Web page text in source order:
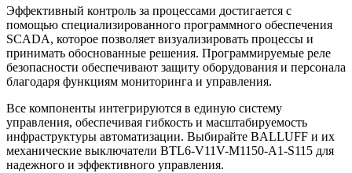
Эффективный контроль за процессами достигается с
помощью специализированного программного обеспечения
SCADA, которое позволяет визуализировать процессы и
принимать обоснованные решения. Программируемые реле
безопасности обеспечивают защиту оборудования и персонала
благодаря функциям мониторинга и управления.
Все компоненты интегрируются в единую систему
управления, обеспечивая гибкость и масштабируемость
инфраструктуры автоматизации. Выбирайте BALLUFF и их
механические выключатели BTL6-V11V-M1150-A1-S115 для
надежного и эффективного управления.